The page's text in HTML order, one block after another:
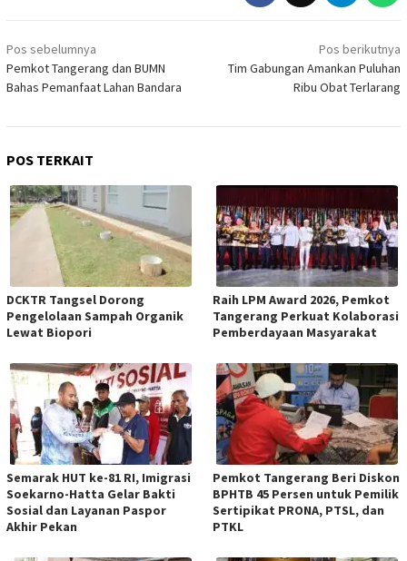
Navigasi
pos
Pos sebelumnya
Pemkot Tangerang dan BUMN
Bahas Pemanfaat Lahan Bandara
Pos berikutnya
Tim Gabungan Amankan Puluhan
Ribu Obat Terlarang
POS TERKAIT
DCKTR Tangsel Dorong
Pengelolaan Sampah Organik
Lewat Biopori
Raih LPM Award 2026, Pemkot
Tangerang Perkuat Kolaborasi
Pemberdayaan Masyarakat
Semarak HUT ke-81 RI, Imigrasi
Soekarno-Hatta Gelar Bakti
Sosial dan Layanan Paspor
Akhir Pekan
Pemkot Tangerang Beri Diskon
BPHTB 45 Persen untuk Pemilik
Sertipikat PRONA, PTSL, dan
PTKL